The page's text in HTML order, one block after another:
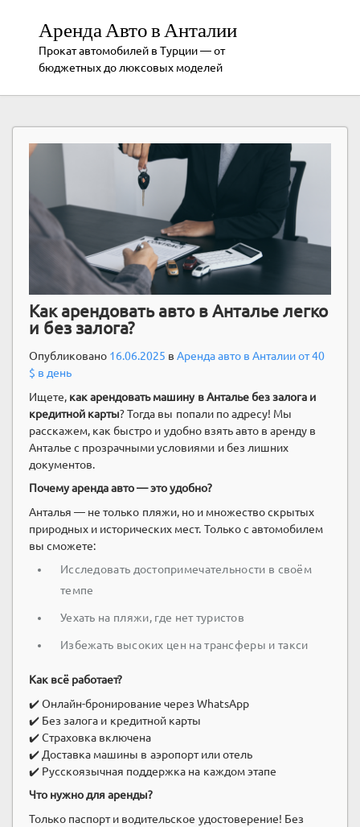
Аренда Авто в Анталии
Прокат автомобилей в Турции — от
бюджетных до люксовых моделей
Как арендовать авто в Анталье легко
и без залога?
Опубликовано 16.06.2025 в Аренда авто в Анталии от 40
$ в день
Ищете, как арендовать машину в Анталье без залога и
кредитной карты? Тогда вы попали по адресу! Мы
расскажем, как быстро и удобно взять авто в аренду в
Анталье с прозрачными условиями и без лишних
документов.
Почему аренда авто — это удобно?
Анталья — не только пляжи, но и множество скрытых
природных и исторических мест. Только с автомобилем
вы сможете:
Исследовать достопримечательности в своём
темпе
Уехать на пляжи, где нет туристов
Избежать высоких цен на трансферы и такси
Как всё работает?
✔️ Онлайн-бронирование через WhatsApp
✔️ Без залога и кредитной карты
✔️ Страховка включена
✔️ Доставка машины в аэропорт или отель
✔️ Русскоязычная поддержка на каждом этапе
Что нужно для аренды?
Только паспорт и водительское удостоверение! Без